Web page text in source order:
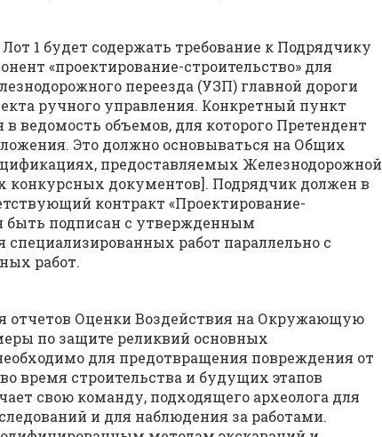
1 будет содержать требование к Подрядчику
«проектирование-строительство» для
переезда (УЗП) главной дороги
ручного управления. Конкретный пункт
ведомость объемов, для которого Претендент
Это должно основываться на Общих
предоставляемых Железнодорожной
конкурсных документов]. Подрядчик должен в
контракт «Проектирование-
быть подписан с утвержденным
работ параллельно с
работ.
отчетов Оценки Воздействия на Окружающую
по защите реликвий основных
для предотвращения повреждения от
время строительства и будущих этапов
свою команду, подходящего археолога для
и для наблюдения за работами.